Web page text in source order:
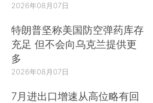
2026年08月07日
特朗普坚称美国防空弹药库存
充足 但不会向乌克兰提供更
多
2026年08月07日
7月进出口增速从高位略有回